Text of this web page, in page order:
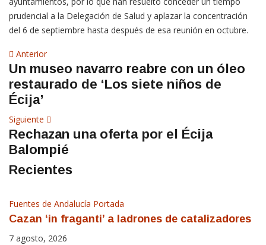
prudencial a la Delegación de Salud y aplazar la concentración
del 6 de septiembre hasta después de esa reunión en octubre.
Navegación
de
entradas
AnteriorArtículo
anterior
Un museo navarro reabre con un óleo
restaurado de ‘Los siete niños de
Écija’
Siguiente
artículo
Rechazan una oferta por el Écija
Balompié
Recientes
Fuentes de Andalucía Portada
Cazan ‘in fraganti’ a ladrones de catalizadores
7 agosto, 2026